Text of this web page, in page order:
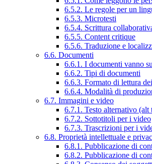
6.5.2. Le regole per un
6.5.3. Microtesti
6.5.4. Scrittura
6.5.5. Content critique
6.5.6. Traduzione e
6.6. Documenti
6.6.1. I documenti vanno
6.6.2. Tipi di documenti
6.6.3. Formato di lettura
6.6.4. Modalità di
6.7. Immagini e video
6.7.1. Testo alternativo
6.7.2. Sottotitoli per i video
6.7.3. Trascrizioni per i
6.8. Proprietà intellettuale e
6.8.1. Pubblicazione di
6.8.2. Pubblicazione di